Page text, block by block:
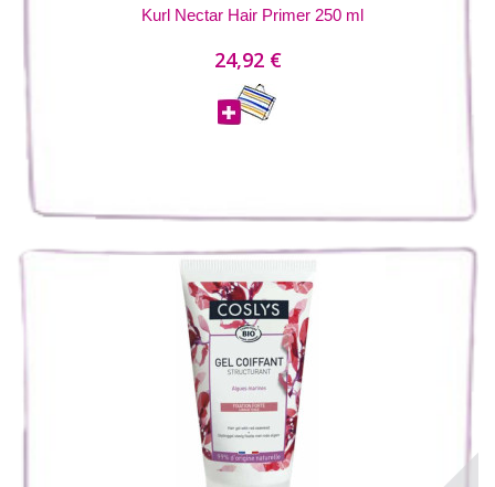
Kurl Nectar Hair Primer 250 ml
24,92 €